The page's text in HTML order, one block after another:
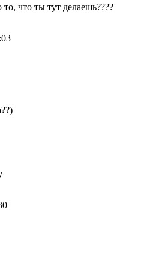
что ты тут делаешь????